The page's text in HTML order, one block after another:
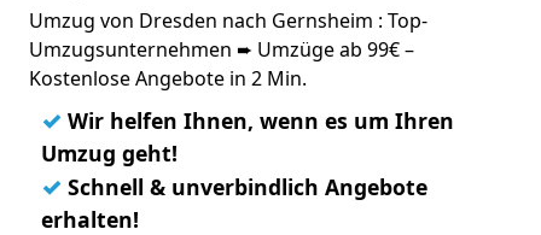
Umzug von Dresden nach Gernsheim : Top-
Umzugsunternehmen ➨ Umzüge ab 99€ –
Kostenlose Angebote in 2 Min.
✓ Wir helfen Ihnen, wenn es um Ihren
Umzug geht!
✓ Schnell & unverbindlich Angebote
erhalten!